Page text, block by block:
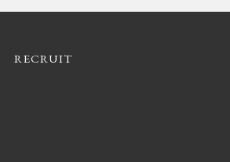
RECRUIT